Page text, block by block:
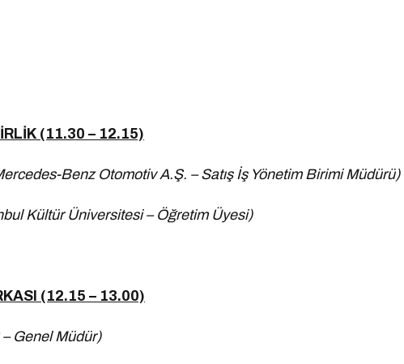
(11.30 – 12.15)
Benz Otomotiv A.Ş. – Satış İş Yönetim Birimi Müdürü)
Kültür Üniversitesi – Öğretim Üyesi)
(12.15 – 13.00)
– Genel Müdür)